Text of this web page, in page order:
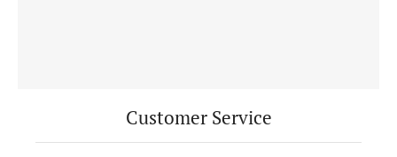
Customer Service